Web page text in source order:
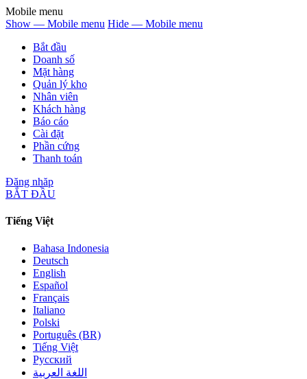
Mobile menu
Show — Mobile menu Hide — Mobile menu
Bắt đầu
Doanh số
Mặt hàng
Quản lý kho
Nhân viên
Khách hàng
Báo cáo
Cài đặt
Phần cứng
Thanh toán
Đăng nhăp
BẮT ĐẦU
Tiếng Việt
Bahasa Indonesia
Deutsch
English
Español
Français
Italiano
Polski
Português (BR)
Tiếng Việt
Русский
اللغة العربية